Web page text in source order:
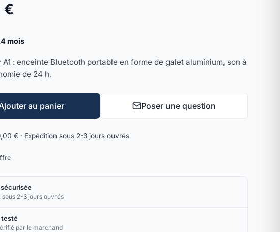
€
mois
A1 : enceinte Bluetooth portable en forme de galet aluminium, son à
de 24 h.
au panier Poser une question
€ · Expédition sous 2-3 jours ouvrés
sous 2-3 jours ouvrés
testé
par le marchand